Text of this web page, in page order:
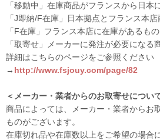
「移動中」在庫商品がフランスから日本
「J即納/F在庫」日本拠点とフランス本
「F在庫」フランス本店に在庫があるもの
「取寄せ」メーカーに発注が必要になる
詳細はこちらのページをご参照ください
→ http://www.fsjouy.com/page/82
＜メーカー・業者からのお取寄せについ
商品によっては、メーカー・業者からお
ものがございます。
在庫切れ品や在庫数以上をご希望の場合